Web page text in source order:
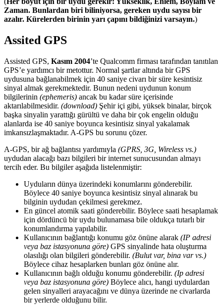
Zaman. Bunlardan biri biliniyorsa, gereken uydu sayısı bir
azalır. Kürelerden birinin yarı çapını bildiğinizi varsayın.)
Assited GPS
Assisted GPS, Kasım 2004’te Qualcomm firması tarafından tanıtılan
GPS’e yardımcı bir metottur. Normal şartlar altında bir GPS
uydusuna bağlanabilmek için 40 saniye civarı bir süre kesintisiz
sinyal almak gerekmektedir. Bunun nedeni uydunun konum
bilgilerinin (ephemeris) ancak bu kadar süre içerisinde
aktarılabilmesidir. (download) Şehir içi gibi, yüksek binalar, birçok
başka sinyalin yarattığı gürültü ve daha bir çok engelin olduğu
alanlarda ise 40 saniye boyunca kesintisiz sinyal yakalamak
imkansızlaşmaktadır. A-GPS bu sorunu çözer.
A-GPS, bir ağ bağlantısı yardımıyla (GPRS, 3G, Wireless vs.)
uydudan alacağı bazı bilgileri bir internet sunucusundan almayı
tercih eder. Bu bilgiler aşağıda listelenmiştir:
Uyduların dünya üzerindeki konumlarını gönderebilir.
Böylece 40 saniye boyunca kesintisiz sinyal alınarak bu
bilginin uydudan çekilmesi gerekmez.
En güncel atomik saati gönderebilir. Böylece saati hesaplamak
için dördüncü bir uydu bulunamasa bile oldukça tutarlı bir
konumlandırma yapılabilir.
Kullanıcının bağlantığı konumu göz önüne alarak (IP adresi
veya baz istasyonuna göre) GPS sinyalinde hata oluşturma
olasılığı olan bilgileri gönderebilir. (Bulut var, bina var vs.)
Böylece cihaz hesaplarken bunları göz önüne alır.
Kullanıcının bağlı olduğu konumu gönderebilir. (Ip adresi
veya baz istasyonuna göre) Böylece alıcı, hangi uydulardan
gelen sinyalleri arayacağını ve dünya üzerinde ne civarlarda
bir yerlerde olduğunu bilir.